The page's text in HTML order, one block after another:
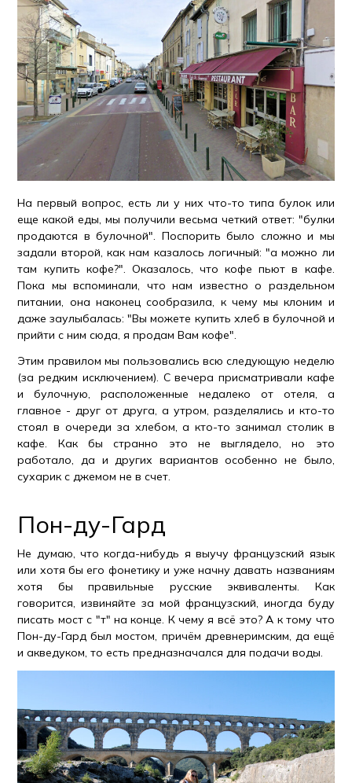
На первый вопрос, есть ли у них что-то типа булок или
еще какой еды, мы получили весьма четкий ответ: "булки
продаются в булочной". Поспорить было сложно и мы
задали второй, как нам казалось логичный: "а можно ли
там купить кофе?". Оказалось, что кофе пьют в кафе.
Пока мы вспоминали, что нам известно о раздельном
питании, она наконец сообразила, к чему мы клоним и
даже заулыбалась: "Вы можете купить хлеб в булочной и
прийти с ним сюда, я продам Вам кофе".
Этим правилом мы пользовались всю следующую неделю
(за редким исключением). С вечера присматривали кафе
и булочную, расположенные недалеко от отеля, а
главное - друг от друга, а утром, разделялись и кто-то
стоял в очереди за хлебом, а кто-то занимал столик в
кафе. Как бы странно это не выглядело, но это
работало, да и других вариантов особенно не было,
сухарик с джемом не в счет.
Пон-ду-Гард
Не думаю, что когда-нибудь я выучу французский язык
или хотя бы его фонетику и уже начну давать названиям
хотя бы правильные русские эквиваленты. Как
говорится, извиняйте за мой французский, иногда буду
писать мост с "т" на конце. К чему я всё это? А к тому что
Пон-ду-Гард был мостом, причём древнеримским, да ещё
и акведуком, то есть предназначался для подачи воды.